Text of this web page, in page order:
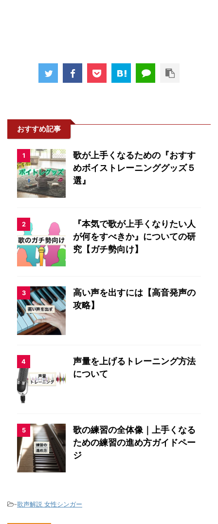
おすすめ記事
1
歌が上手くなるための『おすす
めボイストレーニンググッズ５
選』
2
『本気で歌が上手くなりたい人
が何をすべきか』についての研
究【ガチ勢向け】
3
高い声を出すには【高音発声の
攻略】
4
声量を上げるトレーニング方法
について
5
歌の練習の全体像｜上手くなる
ための練習の進め方ガイドペー
ジ
-歌声解説 女性シンガー